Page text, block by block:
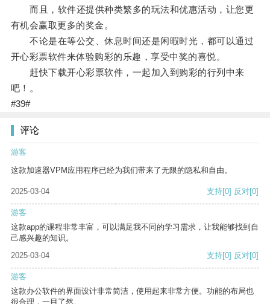
而且，软件还提供种类繁多的玩法和优惠活动，让您更
有机会赢取更多的奖金。
不论是在等公交、休息时间还是闲暇时光，都可以通过
开心彩票软件来体验购彩的乐趣，享受中奖的喜悦。
赶快下载开心彩票软件，一起加入到购彩的行列中来
吧！。
#39#
评论
游客
这款加速器VPM应用程序已经为我们带来了无限的隐私和自由。
2025-03-04 支持[0] 反对[0]
游客
这款app的课程非常丰富，可以满足我不同的学习需求，让我能够找到自
己感兴趣的知识。
2025-03-04
支持[0] 反对[0]
游客
这款办公软件的界面设计非常简洁，使用起来非常方便。功能的布局也
很合理，一目了然。